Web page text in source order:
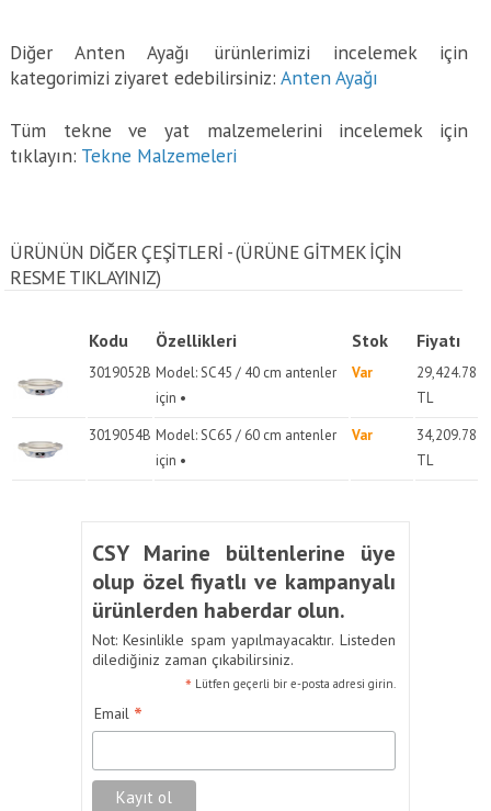
Diğer Anten Ayağı ürünlerimizi incelemek için
kategorimizi ziyaret edebilirsiniz:Anten Ayağı
Tüm tekne ve yat malzemelerini incelemek için
tıklayın: Tekne Malzemeleri
ÜRÜNÜN DİĞER ÇEŞİTLERİ - (ÜRÜNE GITMEK IÇIN
RESME TIKLAYINIZ)
Kodu Özellikleri Stok Fiyatı
3019052B Model: SC45 / 40 cm antenler
için •
Var
29,424.78
TL
3019054B Model: SC65 / 60 cm antenler
için •
Var
34,209.78
TL
CSY Marine bültenlerine üye
olup özel fiyatlı ve kampanyalı
ürünlerden haberdar olun.
Not: Kesinlikle spam yapılmayacaktır. Listeden
dilediğiniz zaman çıkabilirsiniz.
* Lütfen geçerli bir e-posta adresi girin.
Email *